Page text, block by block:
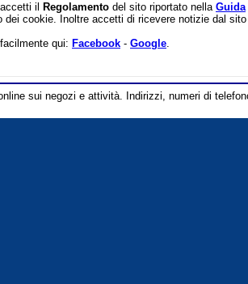
il Regolamento del sito riportato nella Guida
dei cookie. Inoltre accetti di ricevere notizie dal
qui: Facebook - Google.
sui negozi e attività. Indirizzi, numeri di